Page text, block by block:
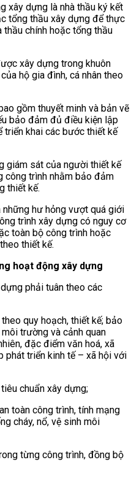
xây dựng là nhà thầu ký kết
tổng thầu xây dựng để thực
thầu chính hoặc tổng thầu
xây dựng trong khuôn
hộ gia đình, cá nhân theo
gồm thuyết minh và bản vẽ
bảo đảm đủ điều kiện lập
khai các bước thiết kế
giám sát của người thiết kế
công trình nhằm bảo đảm
thiết kế.
hư hỏng vượt quá giới
trình xây dựng có nguy cơ
toàn bộ công trình hoặc
thiết kế.
hoạt động xây dựng
phải tuân theo các
quy hoạch, thiết kế; bảo
trường và cảnh quan
đặc điểm văn hoá, xã
phát triển kinh tế – xã hội với
chuẩn xây dựng;
toàn công trình, tính mạng
cháy, nổ, vệ sinh môi
từng công trình, đồng bộ